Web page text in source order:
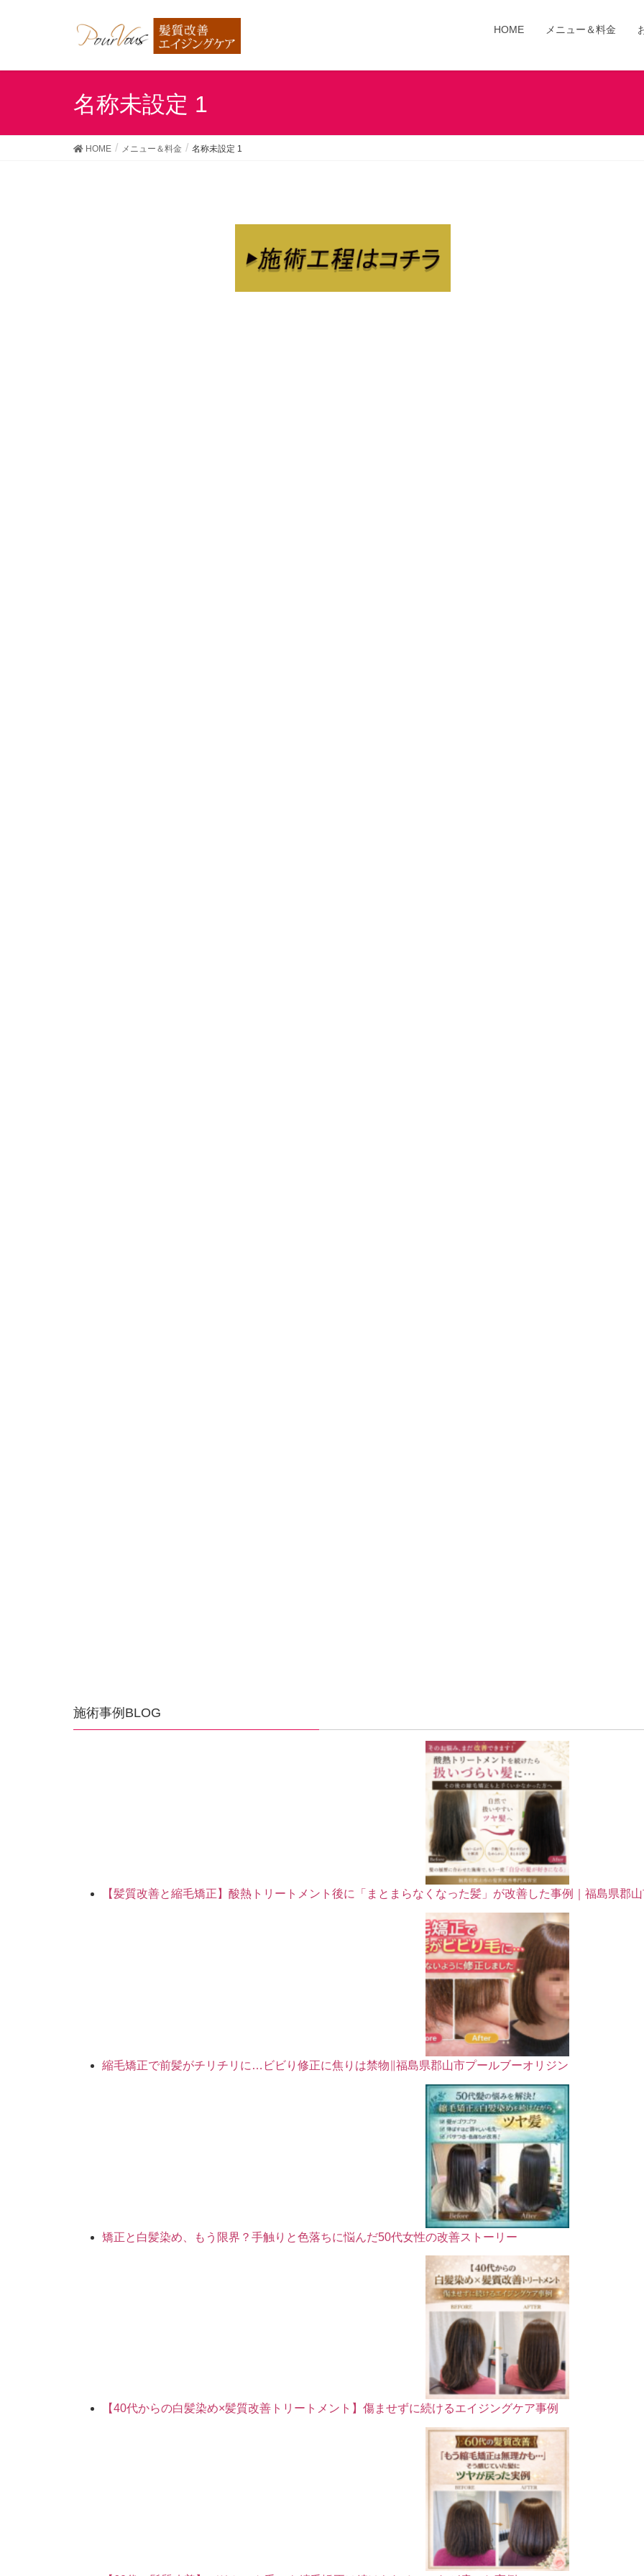
HOME メニュー＆料金
名称未設定 1
HOME メニュー＆料金 名称未設定 1
施術事例BLOG
【髪質改善と縮毛矯正】酸熱トリートメント後に「まとまらなくなった髪」が改善した事例｜福島県郡
縮毛矯正で前髪がチリチリに…ビビり修正に焦りは禁物∥福島県郡山市プールブーオリジン
矯正と白髪染め、もう限界？手触りと色落ちに悩んだ50代女性の改善ストーリー
【40代からの白髪染め×髪質改善トリートメント】傷ませずに続けるエイジングケア事例